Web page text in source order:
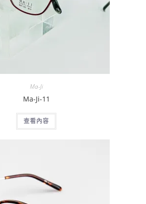
Ma-Ji
Ma-Ji-11
查看內容